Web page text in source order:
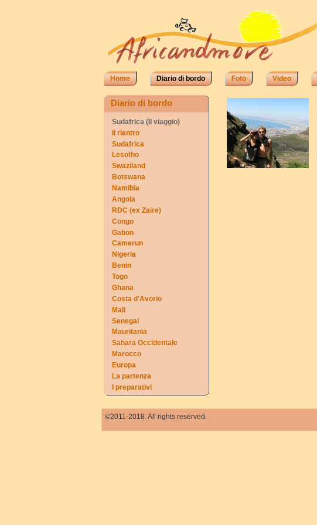
Home Diario di bordo Foto Video
Diario di bordo
Sudafrica (II viaggio)
Il rientro
Sudafrica
Lesotho
Swaziland
Botswana
Namibia
Angola
RDC (ex Zaire)
Congo
Gabon
Camerun
Nigeria
Benin
Togo
Ghana
Costa d'Avorio
Mali
Senegal
Mauritania
Sahara Occidentale
Marocco
Europa
La partenza
I preparativi
©2011-2018. All rights reserved.